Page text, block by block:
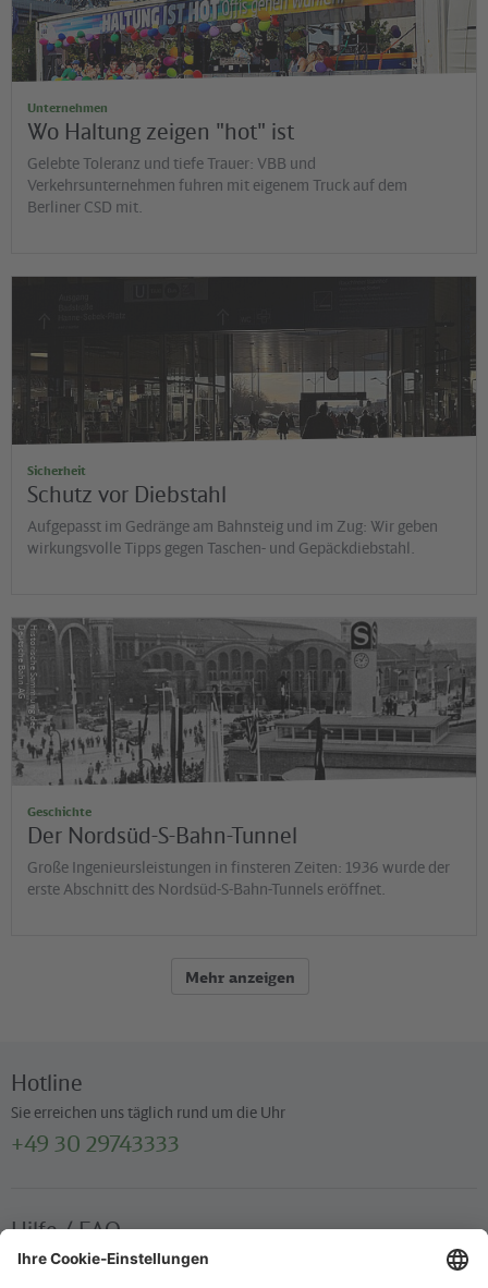
Unternehmen
Wo Haltung zeigen "hot" ist
Gelebte Toleranz und tiefe Trauer: VBB und
Verkehrsunternehmen fuhren mit eigenem Truck auf dem
Berliner CSD mit.
Sicherheit
Schutz vor Diebstahl
Aufgepasst im Gedränge am Bahnsteig und im Zug: Wir geben
wirkungsvolle Tipps gegen Taschen- und Gepäckdiebstahl.
©
H
is
t
o
r
is
c
h
e
S
a
m
m
lu
n
g
d
e
r
D
e
u
t
s
c
h
e
B
a
h
n
A
G
Geschichte
Der Nordsüd-S-Bahn-Tunnel
Große Ingenieursleistungen in finsteren Zeiten: 1936 wurde der
erste Abschnitt des Nordsüd-S-Bahn-Tunnels eröffnet.
Mehr anzeigen
Hotline
Sie erreichen uns täglich rund um die Uhr
+49 30 29743333
Hilfe / FAQ
Die wichtigsten Antworten und Hilfestellungen für unterwegs